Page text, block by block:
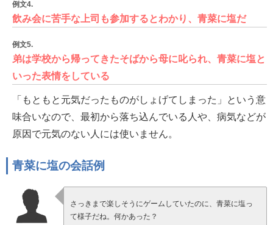
例文4.
飲み会に苦手な上司も参加するとわかり、青菜に塩だ
例文5.
弟は学校から帰ってきたそばから母に叱られ、青菜に塩と
いった表情をしている
「もともと元気だったものがしょげてしまった」という意
味合いなので、最初から落ち込んでいる人や、病気などが
原因で元気のない人には使いません。
青菜に塩の会話例
さっきまで楽しそうにゲームしていたのに、青菜に塩っ
て様子だね。何かあった？